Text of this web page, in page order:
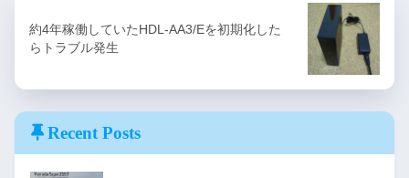
約4年稼働していたHDL-AA3/Eを初期化した
らトラブル発生
Recent Posts